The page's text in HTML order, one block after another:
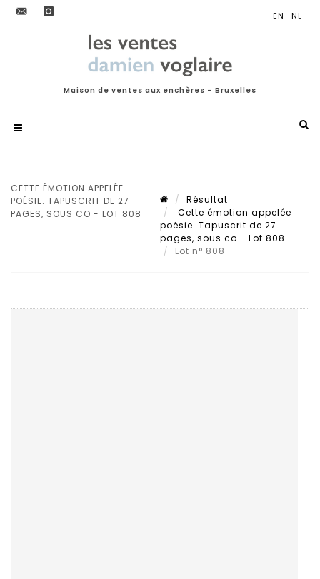
Maison de ventes aux enchères – Bruxelles
CETTE ÉMOTION APPELÉE
POÉSIE. TAPUSCRIT DE 27
PAGES, SOUS CO - LOT 808
Résultat
Cette émotion appelée
poésie. Tapuscrit de 27
pages, sous co - Lot 808
Lot n° 808